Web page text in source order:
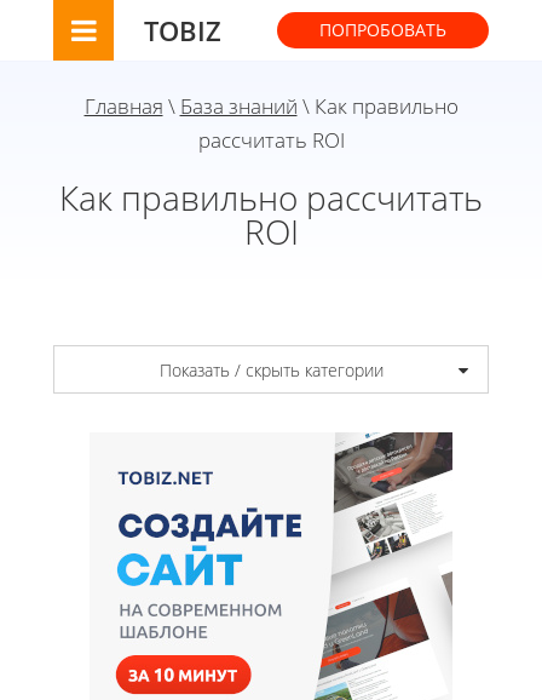
TOBIZ ПОПРОБОВАТЬ
Главная \ База знаний \ Как правильно
рассчитать ROI
Как правильно рассчитать
ROI
Показать / скрыть категории